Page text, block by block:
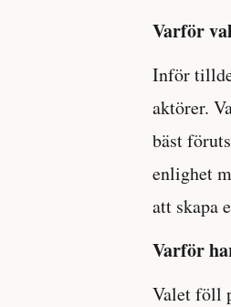
Varför
Inför
aktörer.
bäst
enlighet
att skapa
Varför
Valet föll